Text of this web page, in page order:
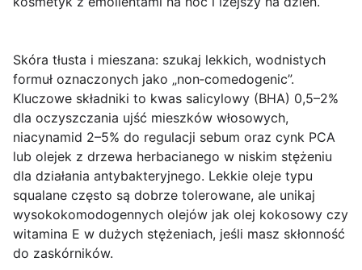
Skóra tłusta i mieszana: szukaj lekkich, wodnistych
formuł oznaczonych jako „non‑comedogenic”.
Kluczowe składniki to kwas salicylowy (BHA) 0,5–2%
dla oczyszczania ujść mieszków włosowych,
niacynamid 2–5% do regulacji sebum oraz cynk PCA
lub olejek z drzewa herbacianego w niskim stężeniu
dla działania antybakteryjnego. Lekkie oleje typu
squalane często są dobrze tolerowane, ale unikaj
wysokokomodogennych olejów jak olej kokosowy czy
witamina E w dużych stężeniach, jeśli masz skłonność
do zaskórników.